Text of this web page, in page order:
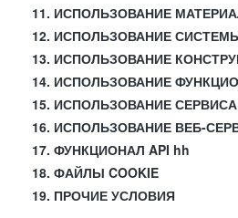
11. ИСПОЛЬЗОВАНИЕ
12. ИСПОЛЬЗОВАНИЕ СИСТЕМЫ
13. ИСПОЛЬЗОВАНИЕ
14. ИСПОЛЬЗОВАНИЕ
15. ИСПОЛЬЗОВАНИЕ СЕРВИСА
16. ИСПОЛЬЗОВАНИЕ ВЕБ-
17. ФУНКЦИОНАЛ API hh
18. ФАЙЛЫ COOKIE
19. ПРОЧИЕ УСЛОВИЯ